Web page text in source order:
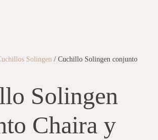
Solingen / Cuchillo Solingen conjunto
Solingen
Chaira y